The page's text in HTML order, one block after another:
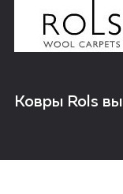
Ковры Rols